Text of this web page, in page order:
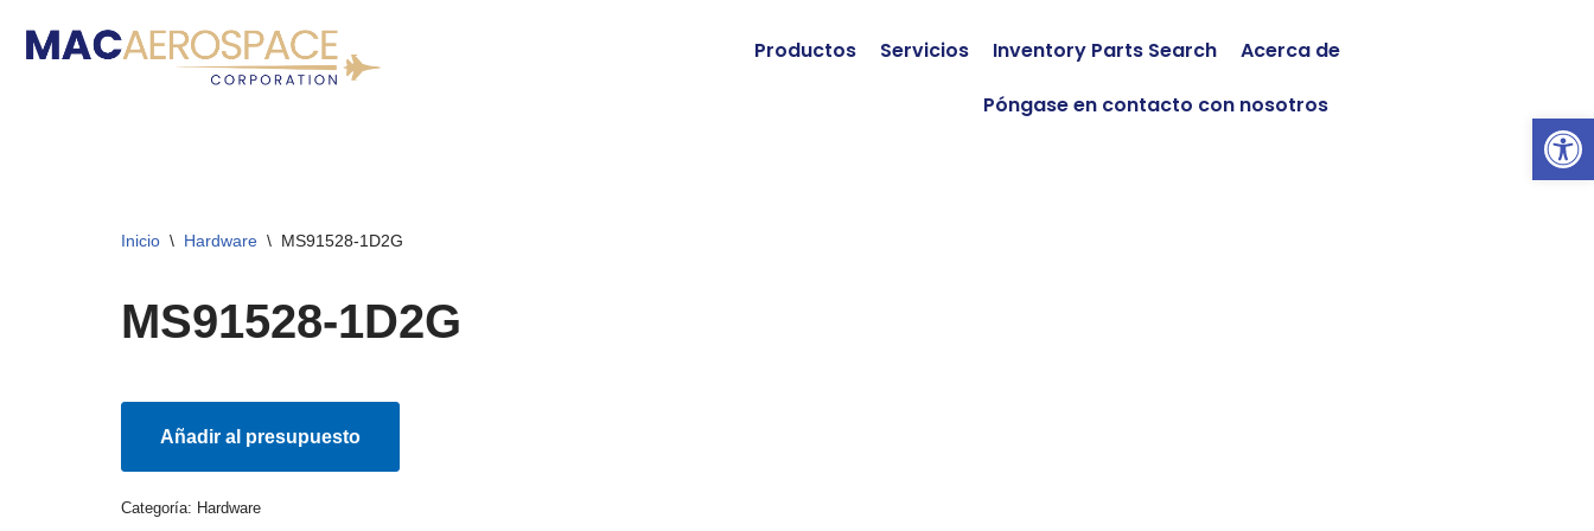
Abrir
Ir
Productos Servicios Inventory Parts Search
Acerca de
Póngase en contacto con nosotros
Inicio \ Hardware \ MS91528-1D2G
MS91528-1D2G
Añadir al presupuesto
Categoría: Hardware